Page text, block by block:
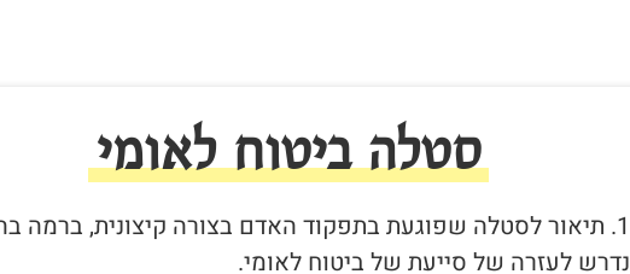
סטלה ביטוח לאומי
1. תיאור לסטלה שפוגעת בתפקוד האדם בצורה קיצונית, ברמה
נדרש לעזרה של סייעת של ביטוח לאומי.